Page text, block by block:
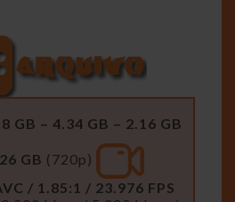
GB – 4.34 GB – 2.16 GB
GB (720p)
/ 1.85:1 / 23.976 FPS